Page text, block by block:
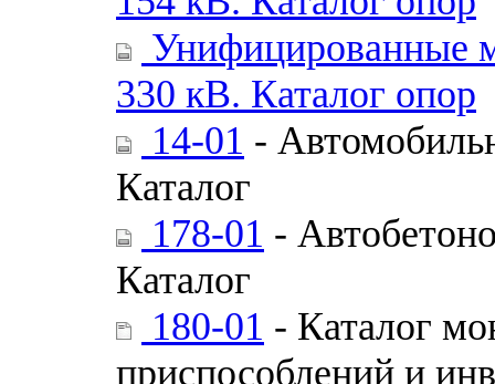
Унифицированные
330 кВ. Каталог опор
14-01 -
Каталог
178-01 -
Каталог
180-01 - Каталог
приспособлений и